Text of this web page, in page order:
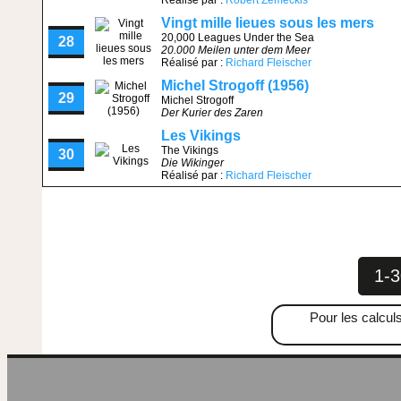
28
Vingt mille lieues sous les mers
20,000 Leagues Under the Sea
20.000 Meilen unter dem Meer
Réalisé par : Richard Fleischer
29
Michel Strogoff (1956)
Michel Strogoff
Der Kurier des Zaren
30
Les Vikings
The Vikings
Die Wikinger
Réalisé par : Richard Fleischer
1-
Pour les